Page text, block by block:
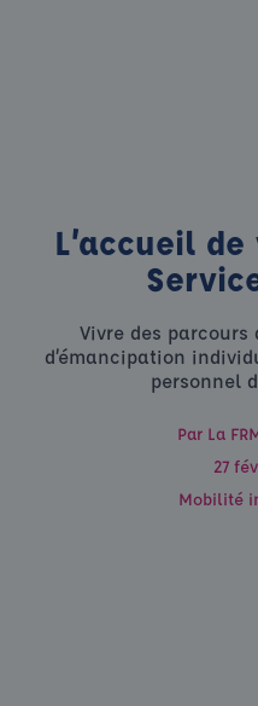
L’accueil
Vivre des parcours
d’émancipation
personnel
Par La
27
Mobilité